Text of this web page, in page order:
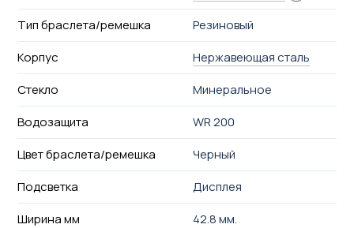
Тип браслета/ремешка
Резиновый
Корпус
Нержавеющая сталь
Стекло
Минеральное
Водозащита
WR 200
Цвет браслета/ремешка
Черный
Подсветка
Дисплея
Ширина мм
42.8 мм.